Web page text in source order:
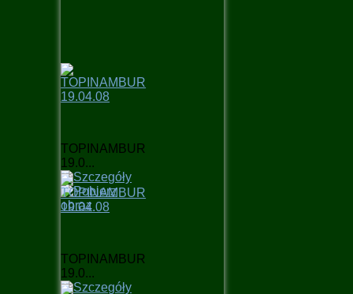
TOPINAMBUR
19.0...
TOPINAMBUR
19.0...